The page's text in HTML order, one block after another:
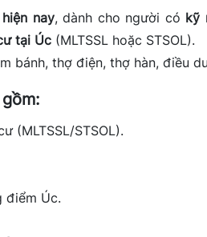
nay, dành cho người có kỹ
tại Úc (MLTSSL hoặc STSOL).
bánh, thợ điện, thợ hàn, điều
(MLTSSL/STSOL).
điểm Úc.